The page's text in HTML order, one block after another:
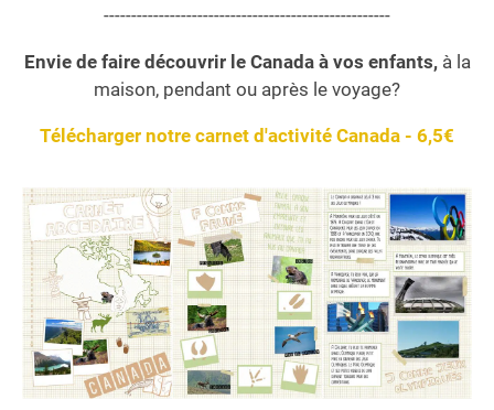
----------------------------------------------------
Envie de faire découvrir le Canada à vos enfants,à la
maison, pendant ou après le voyage?
Télécharger notre carnet d'activité Canada - 6,5€